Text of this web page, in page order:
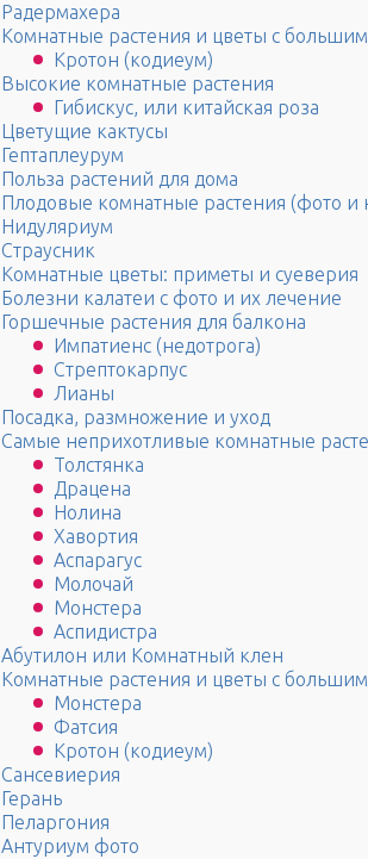
Радермахера
Комнатные растения и цветы с
Кротон (кодиеум)
Высокие комнатные растения
Гибискус, или китайская роза
Цветущие кактусы
Гептаплеурум
Польза растений для дома
Плодовые комнатные растения (фото и
Нидуляриум
Страусник
Комнатные цветы: приметы и суеверия
Болезни калатеи с фото и их лечение
Горшечные растения для балкона
Импатиенс (недотрога)
Стрептокарпус
Лианы
Посадка, размножение и уход
Самые неприхотливые комнатные
Толстянка
Драцена
Нолина
Хавортия
Аспарагус
Молочай
Монстера
Аспидистра
Абутилон или Комнатный клен
Комнатные растения и цветы с
Монстера
Фатсия
Кротон (кодиеум)
Сансевиерия
Герань
Пеларгония
Антуриум фото